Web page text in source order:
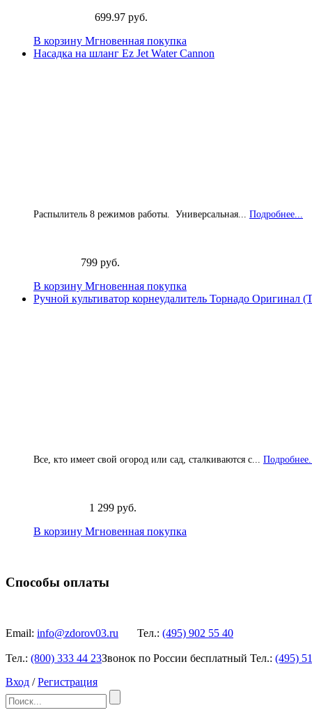
699.97 руб.
В корзину Мгновенная покупка
Насадка на шланг Ez Jet Water Cannon
Распылитель 8 режимов работы. Универсальная... Подробнее...
799 руб.
В корзину Мгновенная покупка
Ручной культиватор корнеудалитель Торнадо Оригинал
Все, кто имеет свой огород или сад, сталкиваются с...
1 299 руб.
В корзину Мгновенная покупка
Способы оплаты
Email: info@zdorov03.ru Тел.: (495) 902 55 40
Тел.: (800) 333 44 23Звонок по России бесплатный Тел.: (495)
Вход /Регистрация